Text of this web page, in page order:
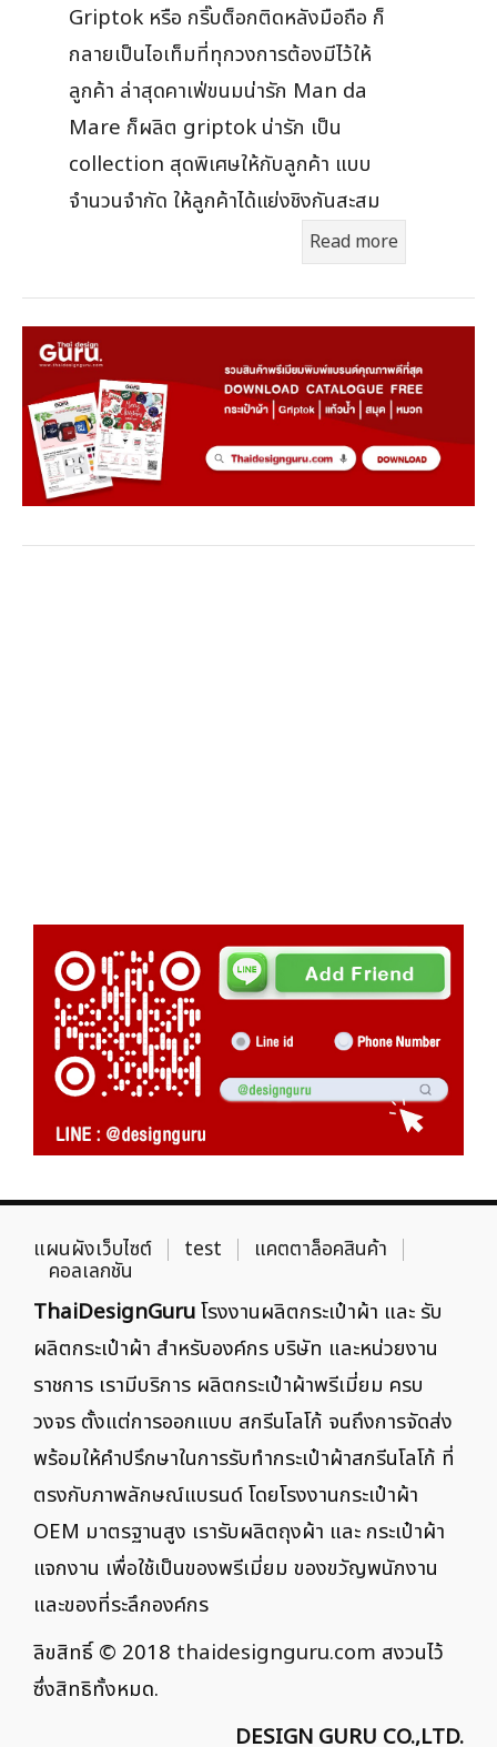
Griptok หรือ กริ๊บต็อกติดหลังมือถือ ก็
กลายเป็นไอเท็มที่ทุกวงการต้องมีไว้ให้
ลูกค้า ล่าสุดคาเฟ่ขนมน่ารัก Man da
Mare ก็ผลิต griptok น่ารัก เป็น
collection สุดพิเศษให้กับลูกค้า แบบ
จำนวนจำกัด ให้ลูกค้าได้แย่งชิงกันสะสม
Read more
แผนผังเว็บไซต์ test แคตตาล็อคสินค้า
คอลเลกชัน
ThaiDesignGuruโรงงานผลิตกระเป๋าผ้า และ รับ
ผลิตกระเป๋าผ้า สำหรับองค์กร บริษัท และหน่วยงาน
ราชการ เรามีบริการ ผลิตกระเป๋าผ้าพรีเมี่ยม ครบ
วงจร ตั้งแต่การออกแบบ สกรีนโลโก้ จนถึงการจัดส่ง
พร้อมให้คำปรึกษาในการรับทำกระเป๋าผ้าสกรีนโลโก้ ที่
ตรงกับภาพลักษณ์แบรนด์ โดยโรงงานกระเป๋าผ้า
OEM มาตรฐานสูง เรารับผลิตถุงผ้า และ กระเป๋าผ้า
แจกงาน เพื่อใช้เป็นของพรีเมี่ยม ของขวัญพนักงาน
และของที่ระลึกองค์กร
ลิขสิทธิ์ © 2018 thaidesignguru.com สงวนไว้
ซึ่งสิทธิทั้งหมด.
DESIGN GURU CO.,LTD.